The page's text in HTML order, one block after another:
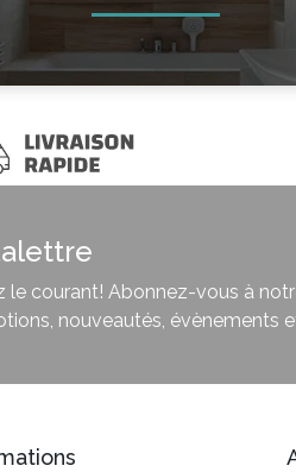
le courant! Abonnez-vous à
nouveautés, évènements